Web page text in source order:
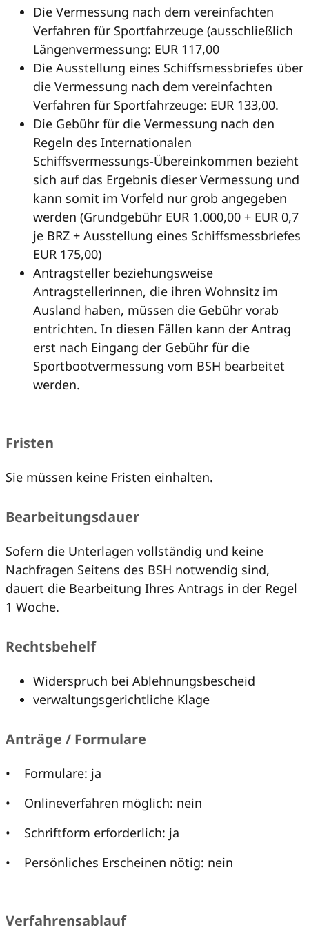
Die Vermessung nach dem vereinfachten
Verfahren für Sportfahrzeuge (ausschließlich
Längenvermessung: EUR 117,00
Die Ausstellung eines Schiffsmessbriefes über
die Vermessung nach dem vereinfachten
Verfahren für Sportfahrzeuge: EUR 133,00.
Die Gebühr für die Vermessung nach den
Regeln des Internationalen
Schiffsvermessungs-Übereinkommen bezieht
sich auf das Ergebnis dieser Vermessung und
kann somit im Vorfeld nur grob angegeben
werden (Grundgebühr EUR 1.000,00 + EUR 0,7
je BRZ + Ausstellung eines Schiffsmessbriefes
EUR 175,00)
Antragsteller beziehungsweise
Antragstellerinnen, die ihren Wohnsitz im
Ausland haben, müssen die Gebühr vorab
entrichten. In diesen Fällen kann der Antrag
erst nach Eingang der Gebühr für die
Sportbootvermessung vom BSH bearbeitet
werden.
Fristen
Sie müssen keine Fristen einhalten.
Bearbeitungsdauer
Sofern die Unterlagen vollständig und keine
Nachfragen Seitens des BSH notwendig sind,
dauert die Bearbeitung Ihres Antrags in der Regel
1 Woche.
Rechtsbehelf
Widerspruch bei Ablehnungsbescheid
verwaltungsgerichtliche Klage
Anträge / Formulare
• Formulare: ja
• Onlineverfahren möglich: nein
• Schriftform erforderlich: ja
• Persönliches Erscheinen nötig: nein
Verfahrensablauf